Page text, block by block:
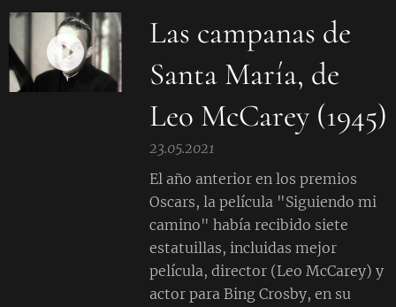
Las campanas de
Santa María, de
Leo McCarey (1945)
23.05.2021
El año anterior en los premios
Oscars, la película "Siguiendo mi
camino" había recibido siete
estatuillas, incluidas mejor
película, director (Leo McCarey) y
actor para Bing Crosby, en su